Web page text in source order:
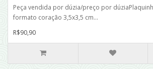
Peça vendida por dúzia/preço por
formato coração 3,5x3,5 cm...
R$90,90